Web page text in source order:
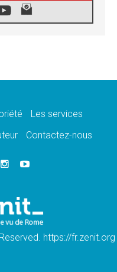
15 août, entre
apostolique du
sur l'éducation
la venue du Pape
Les services
Contactez-nous
https://fr.zenit.org